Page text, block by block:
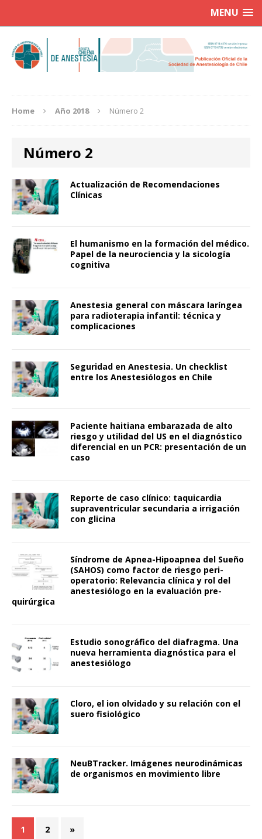
MENU
Home Año 2018 Número 2
Número 2
Actualización de Recomendaciones
Clínicas
El humanismo en la formación del médico.
Papel de la neurociencia y la sicología
cognitiva
Anestesia general con máscara laríngea
para radioterapia infantil: técnica y
complicaciones
Seguridad en Anestesia. Un checklist
entre los Anestesiólogos en Chile
Paciente haitiana embarazada de alto
riesgo y utilidad del US en el diagnóstico
diferencial en un PCR: presentación de un
caso
Reporte de caso clínico: taquicardia
supraventricular secundaria a irrigación
con glicina
Síndrome de Apnea-Hipoapnea del Sueño
(SAHOS) como factor de riesgo peri-
operatorio: Relevancia clínica y rol del
anestesiólogo en la evaluación pre-
quirúrgica
Estudio sonográfico del diafragma. Una
nueva herramienta diagnóstica para el
anestesiólogo
Cloro, el ion olvidado y su relación con el
suero fisiológico
NeuBTracker. Imágenes neurodinámicas
de organismos en movimiento libre
1 2 »